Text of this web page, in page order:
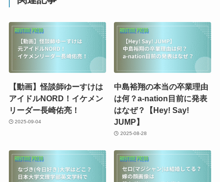
【動画】怪談師ゆーすけは
アイドルNORD！イケメン
リーダー長崎佑亮！
2025-09-04
中島裕翔の本当の卒業理由
は何？a-nation目前に発表
はなぜ？【Hey! Say!
JUMP】
2025-08-28